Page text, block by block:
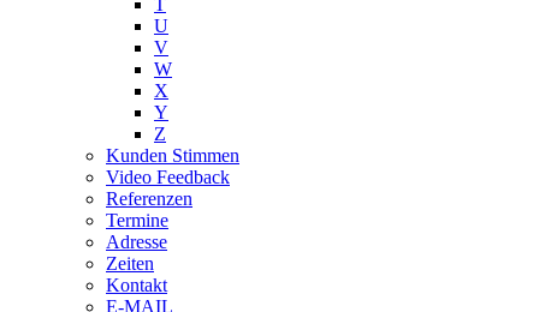
U
V
W
X
Y
Z
Kunden Stimmen
Video Feedback
Referenzen
Termine
Adresse
Zeiten
Kontakt
E-MAIL